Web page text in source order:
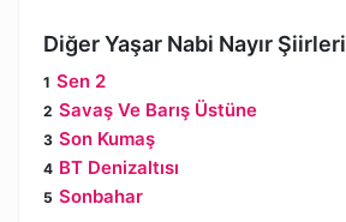
Diğer Yaşar Nabi Nayır Şiirleri
Sen 2
Savaş Ve Barış Üstüne
Son Kumaş
BT Denizaltısı
Sonbahar